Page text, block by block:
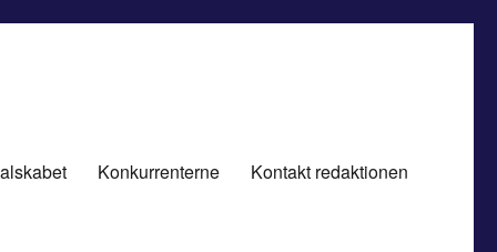
Konkurrenterne Kontakt redaktionen